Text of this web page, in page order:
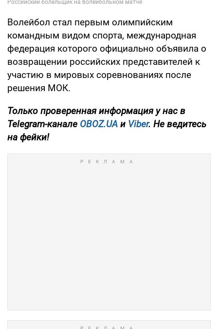
Волейбол стал первым олимпийским
командным видом спорта, международная
федерация которого официально объявила о
возвращении российских представителей к
участию в мировых соревнованиях после
решения МОК.
Только проверенная информация у нас в
Telegram-канале OBOZ.UA и Viber. Не ведитесь
на фейки!